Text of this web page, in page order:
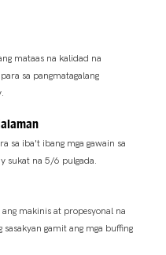
mataas na kalidad na
sa pangmatagalang
sa iba't ibang mga gawain sa
sukat na 5/6 pulgada.
makinis at propesyonal na
sasakyan gamit ang mga buffing